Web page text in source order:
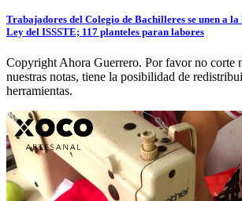
Trabajadores del Colegio de Bachilleres se unen a
Ley del ISSSTE; 117 planteles paran labores
Copyright Ahora Guerrero. Por favor no corte
nuestras notas, tiene la posibilidad de
herramientas.